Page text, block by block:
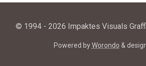
© 1994 - 2026 Impaktes Visuals
Powered byWorondo &